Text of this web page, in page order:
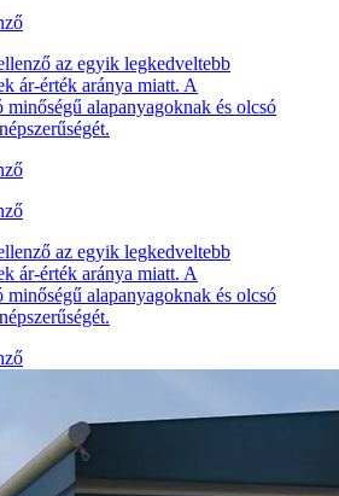
az egyik legkedveltebb
ár-érték aránya miatt. A
alapanyagoknak és olcsó
az egyik legkedveltebb
ár-érték aránya miatt. A
alapanyagoknak és olcsó